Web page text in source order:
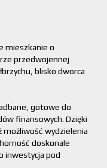
mieszkanie o
przedwojennej
blisko dworca
gotowe do
finansowych. Dzięki
możliwość wydzielenia
doskonale
inwestycja pod